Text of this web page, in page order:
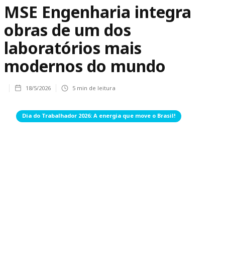
MSE Engenharia integra
obras de um dos
laboratórios mais
modernos do mundo
18/5/2026 5 min de leitura
Dia do Trabalhador 2026: A energia que move o Brasil!